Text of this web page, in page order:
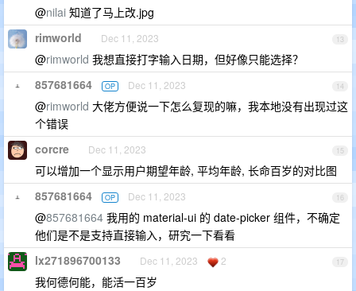
@nilai 知道了马上改.jpg
13
rimworld Dec 11, 2023
@rimworld 我想直接打字输入日期，但好像只能选择？
14
857681664 OP Dec 11, 2023
@rimworld 大佬方便说一下怎么复现的嘛，我本地没有出现过这
个错误
15
corcre Dec 11, 2023
可以增加一个显示用户期望年龄, 平均年龄, 长命百岁的对比图
16
857681664 OP Dec 11, 2023
@857681664 我用的 material-ui 的 date-picker 组件，不确定
他们是不是支持直接输入，研究一下看看
17
lx271896700133 Dec 11, 2023 2
我何德何能，能活一百岁